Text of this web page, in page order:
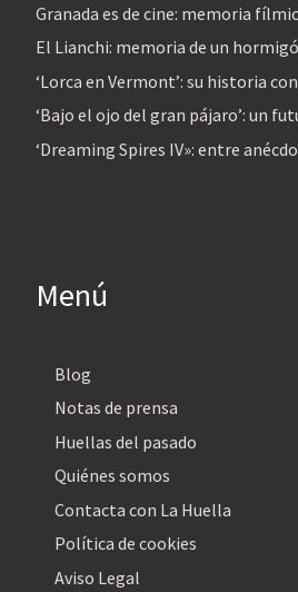
Granada es de cine: memoria
El Lianchi: memoria de un
‘Lorca en Vermont’: su historia
‘Bajo el ojo del gran pájaro’: un
‘Dreaming Spires IV»: entre
Menú
Blog
Notas de prensa
Huellas del pasado
Quiénes somos
Contacta con La Huella
Política de cookies
Aviso Legal